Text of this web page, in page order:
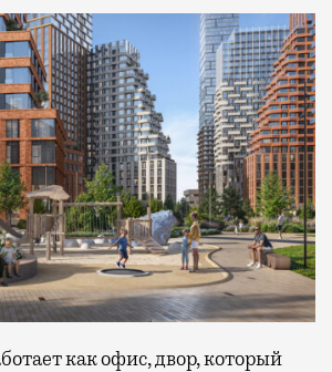
как офис, двор, который